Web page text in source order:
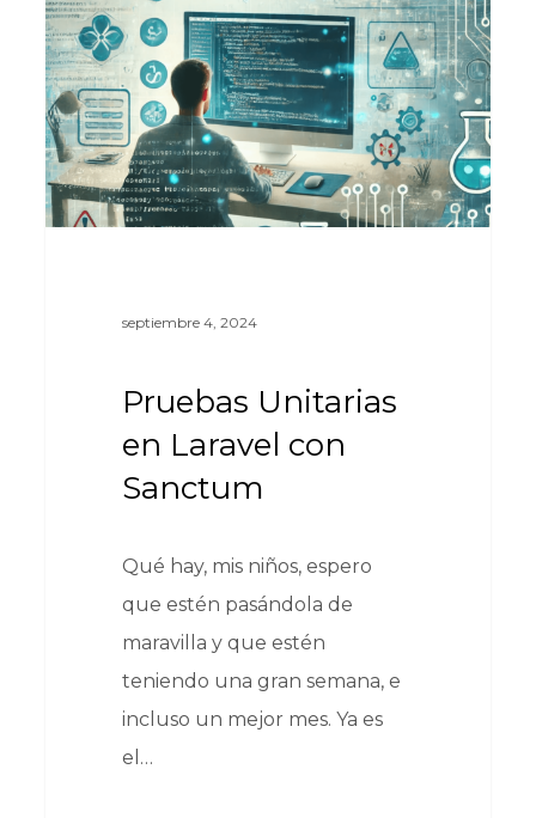
septiembre 4, 2024
Pruebas Unitarias
en Laravel con
Sanctum
Qué hay, mis niños, espero
que estén pasándola de
maravilla y que estén
teniendo una gran semana, e
incluso un mejor mes. Ya es
el…